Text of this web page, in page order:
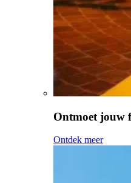
Ontmoet jouw
Ontdek meer